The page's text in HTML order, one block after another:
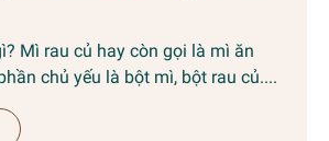
Mì rau củ hay còn gọi là mì ăn
chủ yếu là bột mì, bột rau củ....